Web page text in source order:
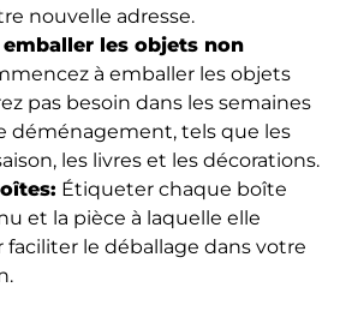
nouvelle adresse.
les objets non
à emballer les objets
pas besoin dans les semaines
déménagement, tels que les
les livres et les décorations.
Étiqueter chaque boîte
et la pièce à laquelle elle
le déballage dans votre